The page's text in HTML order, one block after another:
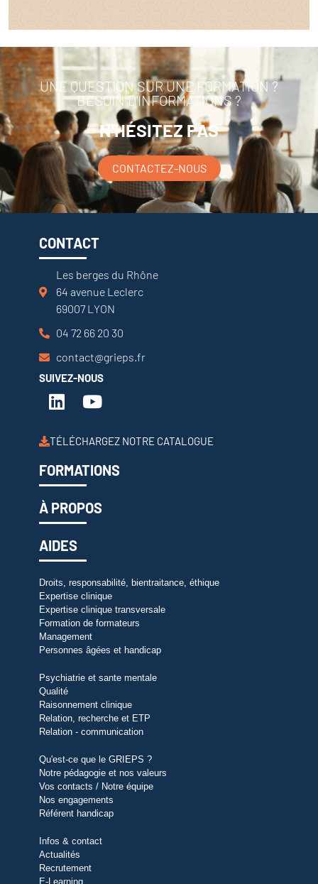
UNE QUESTION SUR UNE FORMATION ?
BESOIN D'INFORMATIONS ?
N'HÉSITEZ PAS
CONTACTEZ-NOUS
CONTACT
Les berges du Rhône
64 avenue Leclerc
69007 LYON
04 72 66 20 30
contact@grieps.fr
SUIVEZ-NOUS
TÉLÉCHARGEZ NOTRE CATALOGUE
FORMATIONS
À PROPOS
AIDES
Droits, responsabilité, bientraitance, éthique
Expertise clinique
Expertise clinique transversale
Formation de formateurs
Management
Personnes âgées et handicap
Psychiatrie et sante mentale
Qualité
Raisonnement clinique
Relation, recherche et ETP
Relation - communication
Qu'est-ce que le GRIEPS ?
Notre pédagogie et nos valeurs
Vos contacts / Notre équipe
Nos engagements
Référent handicap
Infos & contact
Actualités
Recrutement
E-Learning